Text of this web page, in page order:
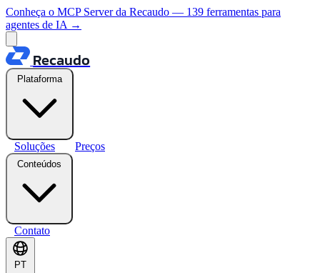
Conheça o MCP Server da Recaudo — 139 ferramentas para
agentes de IA →
Recaudo
Plataforma
Soluções Preços
Conteúdos
Contato
PT